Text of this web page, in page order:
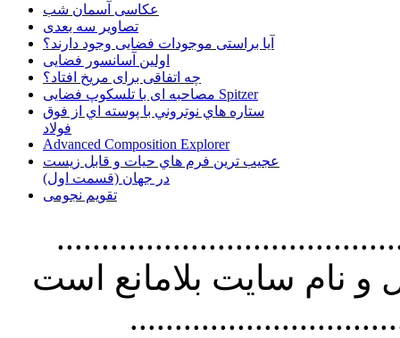
عکاسی آسمان شب
تصاویر سه بعدی
آیا براستی موجودات فضایی وجود دارند؟
اولین آسانسور فضایی
چه اتفاقی برای مریخ افتاد؟
مصاحبه ای با تلسکوپ فضایی Spitzer
ستاره هاي نوتروني با پوسته اي از فوق
فولاد
Advanced Composition Explorer
عجیب ترین فرم هاي حيات و قابل زيست
در جهان (قسمت اول)
تقویم نجومی
استفاده از
نام سايت بلامانع است